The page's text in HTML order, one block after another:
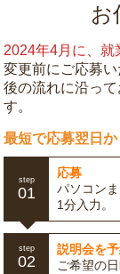
お
2024年4月に、就
変更前にご応募
後の流れに沿っ
す。
最短で応募翌日
step
01
応募
パソコン
1分入力。
step
02
説明会を
ご希望の